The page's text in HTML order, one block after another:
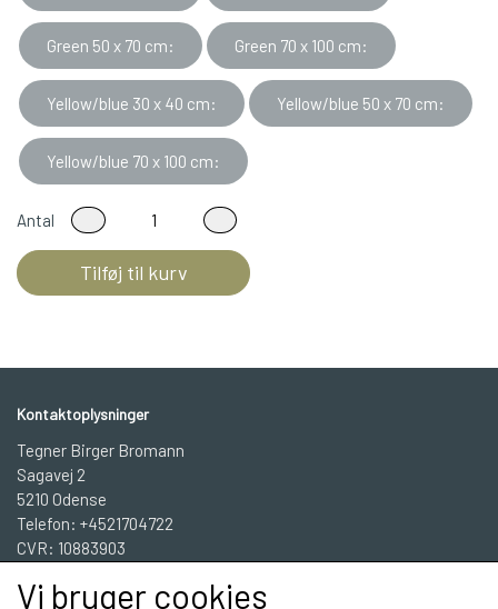
Green 50 x 70 cm: Green 70 x 100 cm:
Yellow/blue 30 x 40 cm: Yellow/blue 50 x 70 cm:
Yellow/blue 70 x 100 cm:
Antal
Tilføj til kurv
Kontaktoplysninger
Tegner Birger Bromann
Sagavej 2
5210 Odense
Telefon: +4521704722
CVR: 10883903
Vi bruger cookies